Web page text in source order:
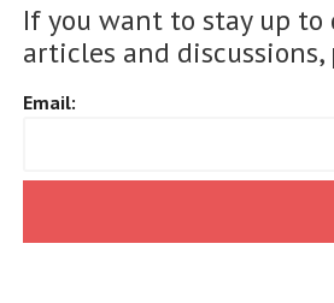
If you want to stay up
articles and
Email: